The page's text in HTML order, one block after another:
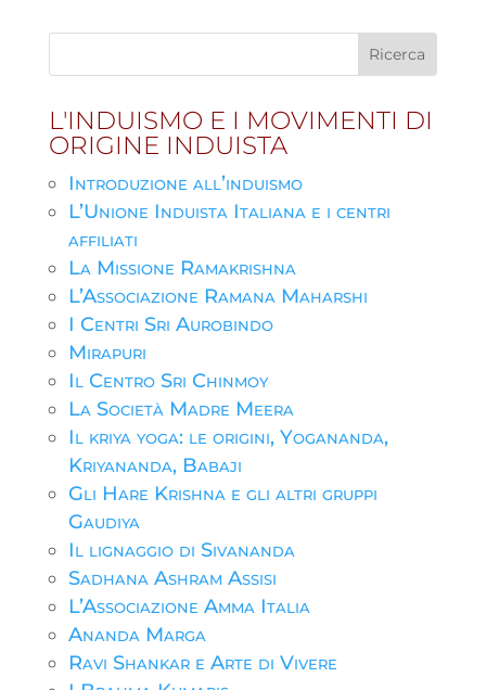
L'INDUISMO E I MOVIMENTI DI
ORIGINE INDUISTA
Introduzione all’induismo
L’Unione Induista Italiana e i centri
affiliati
La Missione Ramakrishna
L’Associazione Ramana Maharshi
I Centri Sri Aurobindo
Mirapuri
Il Centro Sri Chinmoy
La Società Madre Meera
Il kriya yoga: le origini, Yogananda,
Kriyananda, Babaji
Gli Hare Krishna e gli altri gruppi
Gaudiya
Il lignaggio di Sivananda
Sadhana Ashram Assisi
L’Associazione Amma Italia
Ananda Marga
Ravi Shankar e Arte di Vivere